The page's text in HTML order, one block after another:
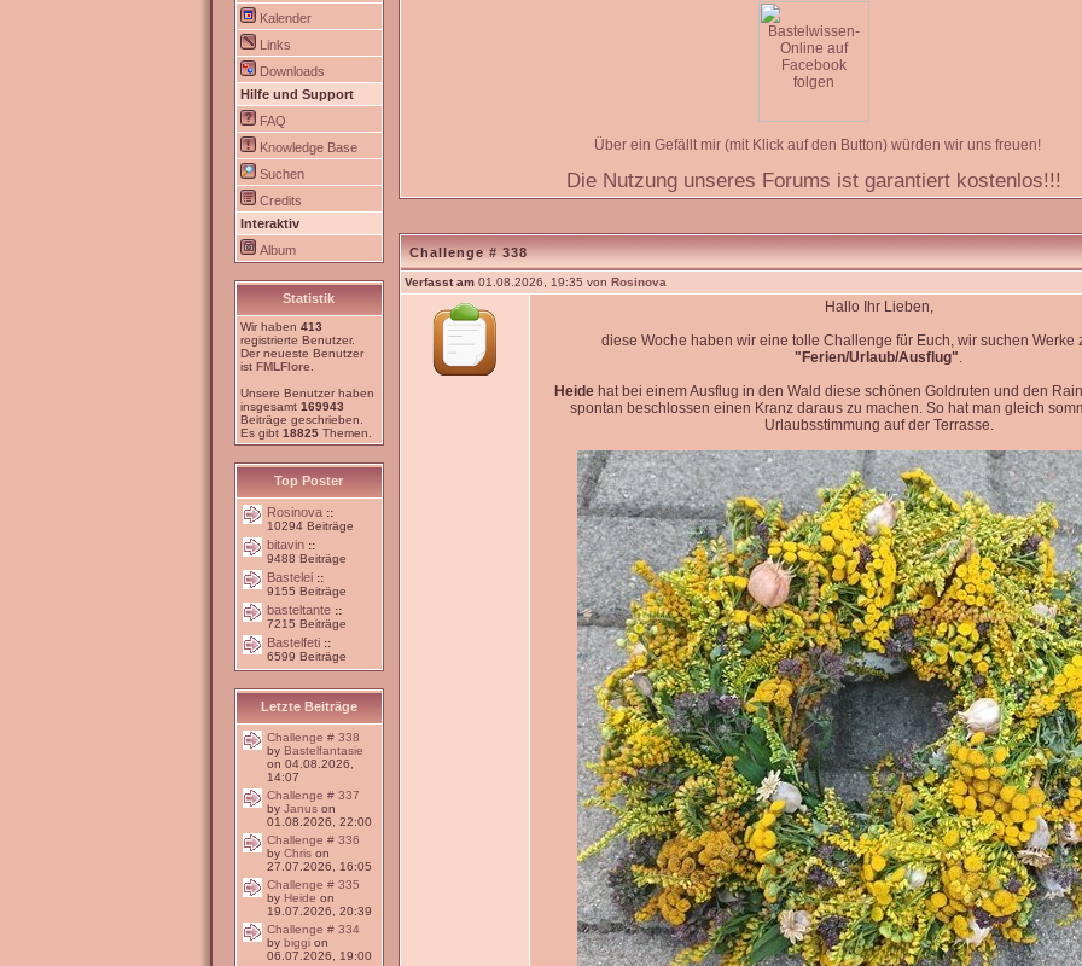
Kalender
Links
Downloads
Hilfe und Support
FAQ
Knowledge Base
Suchen
Credits
Interaktiv
Album
Statistik
Wir haben 413
registrierte Benutzer.
Der neueste Benutzer
ist FMLFlore
Unsere Benutzer haben
insgesamt 169943
Beiträge geschrieben.
Es gibt 18825Themen.
Top Poster
Rosinova ::
10294 Beiträge
bitavin ::
9488 Beiträge
Bastelei ::
9155 Beiträge
basteltante ::
7215 Beiträge
Bastelfeti ::
6599 Beiträge
Letzte Beiträge
Challenge # 338
by Bastelfantasie
on 04.08.2026,
14:07
Challenge # 337
by Januson
01.08.2026, 22:00
Challenge # 336
by Chrison
27.07.2026, 16:05
Challenge # 335
by Heide on
19.07.2026, 20:39
Challenge # 334
by biggion
06.07.2026, 19:00
Über ein Gefällt mir (mit Klick auf den Button) würden wir uns freuen!
Die Nutzung unseres Forums ist garantiert kostenlos!!!
Challenge # 338
Verfasst am01.08.2026, 19:35 von Rosinova
Hallo Ihr Lieben,
diese Woche haben wir eine tolle Challenge für Euch, wir suchen Werke
"Ferien/Urlaub/Ausflug".
Heide hat bei einem Ausflug in den Wald diese schönen Goldruten und den
spontan beschlossen einen Kranz daraus zu machen. So hat man gleich
Urlaubsstimmung auf der Terrasse.